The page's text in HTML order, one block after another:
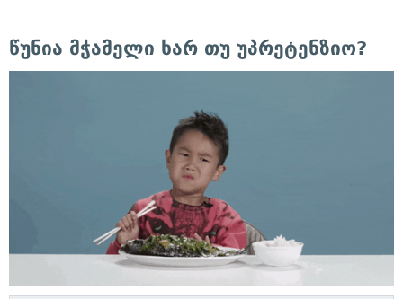
წუნია მჭამელი ხარ თუ უპრეტენზიო?